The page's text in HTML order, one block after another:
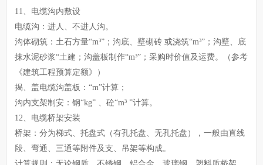
11、电缆沟内敷设
电缆沟：进人、不进人沟。
沟体砌筑：土石方量“m³”；沟底、壁砌砖 或浇筑“m³”；沟壁、底
抹水泥砂浆“土建；沟盖板制作“m³”；采购时价值及运费。（参考
《建筑工程预算定额》）
揭、盖电缆沟盖板：“m”计算；
沟内支架制安：钢“kg” 、砼“m³ ”计算。
12、电缆桥架安装
桥架：分为梯式、托盘式（有孔托盘、无孔托盘），一般由直线
段、弯通、三通等附件及支、吊架等构成。